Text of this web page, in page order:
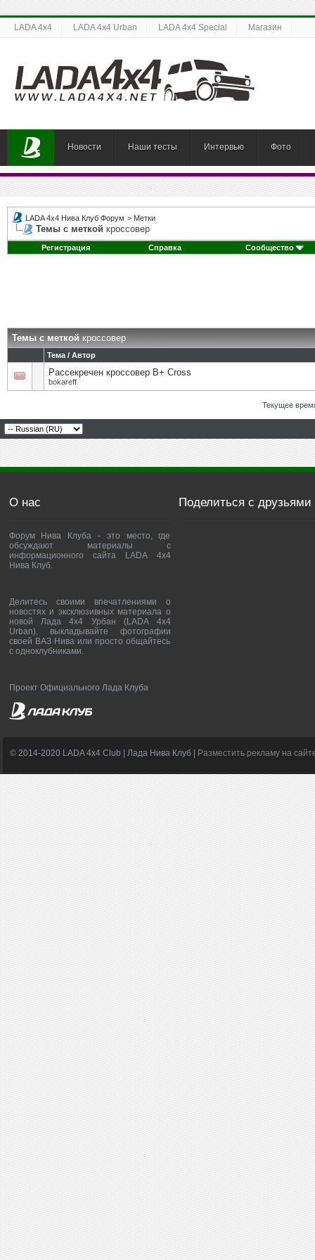
LADA 4x4 LADA 4x4 Urban LADA 4x4 Special Магазин
Новости Наши тесты Интервью Фото
LADA 4x4 Нива Клуб Форум > Метки
Темы с меткой кроссовер
Регистрация Справка Сообщество
Темы с меткойкроссовер
Тема / Автор
Рассекречен кроссовер В+ Cross
bokareff
Текущее
О нас
Форум Нива Клуба - это место, где
обсуждают материалы с
информационного сайта LADA 4x4
Нива Клуб.
Делитесь своими впечатлениями о
новостях и эксклюзивных материала о
новой Лада 4х4 Урбан (LADA 4x4
Urban), выкладывайте фотографии
своей ВАЗ Нива или просто общайтесь
с одноклубниками.
Проект Официального Лада Клуба
Поделиться с друзьями
© 2014-2020 LADA 4x4 Club | Лада Нива Клуб | Разместить рекламу на